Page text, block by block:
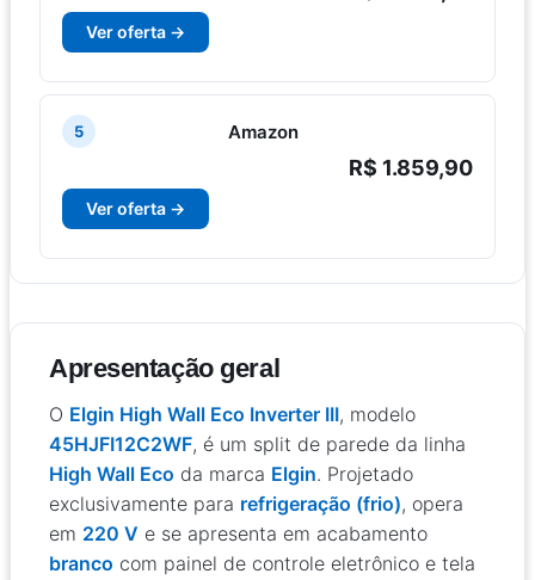
Ver oferta →
5 Amazon
R$ 1.859,90
Ver oferta →
Apresentação geral
O Elgin High Wall Eco Inverter III, modelo
45HJFI12C2WF, é um split de parede da linha
High Wall Eco da marca Elgin. Projetado
exclusivamente para refrigeração (frio), opera
em 220 V e se apresenta em acabamento
branco com painel de controle eletrônico e tela